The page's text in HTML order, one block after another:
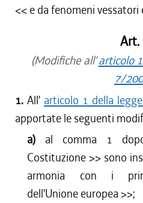
<< e da fenomeni
Art.
(Modifiche all'articolo
7/
1. All' articolo 1 della
apportate le seguenti
a) al comma 1
Costituzione >> sono
armonia con i
dell'Unione europea >>;